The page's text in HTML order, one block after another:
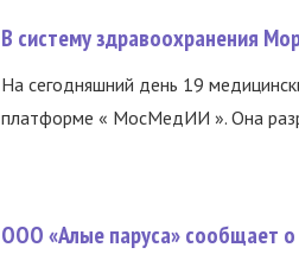
В систему здравоохранения
На сегодняшний день 19
платформе « МосМедИИ ». Она
ООО «Алые паруса» сообщает о